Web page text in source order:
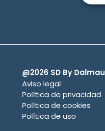
@2026 SD By Dalmau
Aviso legal
Política de privacidad
Política de cookies
Política de uso